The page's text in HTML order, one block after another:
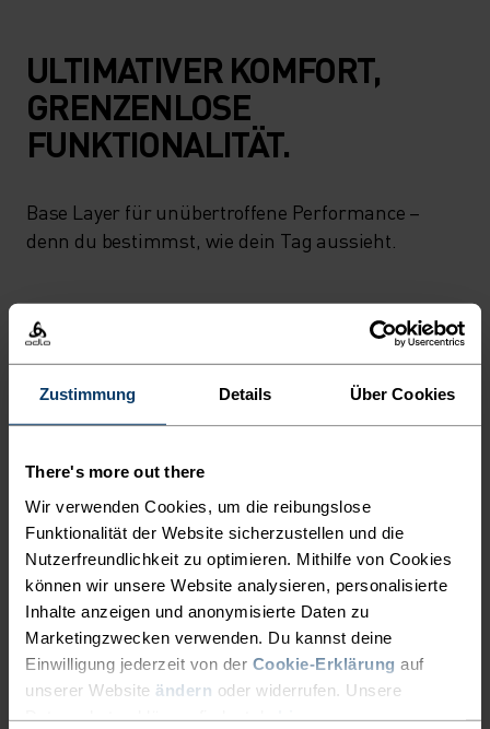
Zustimmung Details Über Cookies
There's more out there
Wir verwenden Cookies, um die reibungslose
Funktionalität der Website sicherzustellen und die
Nutzerfreundlichkeit zu optimieren. Mithilfe von Cookies
können wir unsere Website analysieren, personalisierte
Inhalte anzeigen und anonymisierte Daten zu
Marketingzwecken verwenden. Du kannst deine
Einwilligung jederzeit von der Cookie-Erklärung auf
unserer Website ändern oder widerrufen. Unsere
ERÜCHEN, UND DAS W
EICHE P
OLYESTERMATERIAL LIEGT A
UCH WENN DAS W
INTERLICHE ABENTEUER M
AL LÄNGER DAUERT. DAS A
CTIVE X-WARM KIDS O
BERTEIL IST DIE PERFEKTE G
RUNDLAGE FÜR EIN S
ER NACHWUCHS GENAUSO L
ANGE SPASS IM SCHNEE HA
T WIE DER REST DER FA
MILIE!
ULTIMATIVER KOMFORT,
GRENZENLOSE
FUNKTIONALITÄT.
Base Layer für unübertroffene Performance –
denn du bestimmst, wie dein Tag aussieht.
AKTIVITÄTSNIVEAU
NIEDRIG MODERAT HOCH
AKTIVITÄTSART
ALLES MODERATE AKTIVITÄTEN
Ski & Snow
MATERIALEIGENSCHAFTEN
SYNTHETISCH
MERINO
Synthetisch - fühlt sich wie eine zweite Haut an - dehnbar,
aussergewöhnlich leicht, exzellenter
Feuchtigkeitstransport, hilft bei der
Körpertemperaturregulierung, trocknet schnelle und